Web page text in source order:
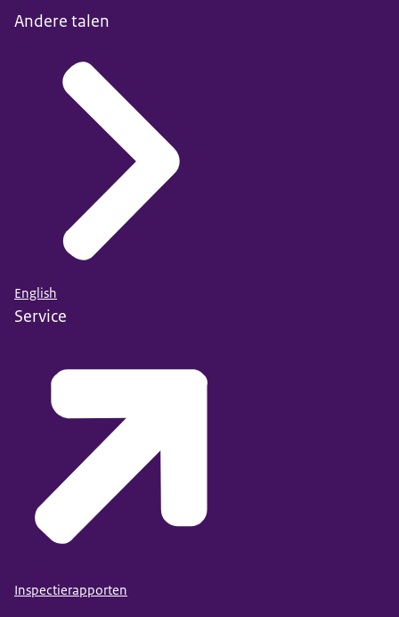
Andere talen
English
Service
Inspectierapporten